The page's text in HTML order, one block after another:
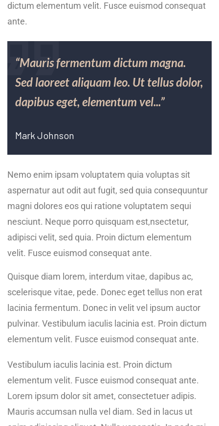
dictum elementum velit. Fusce euismod consequat
ante.
“Mauris fermentum dictum magna.
Sed laoreet aliquam leo. Ut tellus dolor,
dapibus eget, elementum vel...”
Mark Johnson
Nemo enim ipsam voluptatem quia voluptas sit
aspernatur aut odit aut fugit, sed quia consequuntur
magni dolores eos qui ratione voluptatem sequi
nesciunt. Neque porro quisquam est,nsectetur,
adipisci velit, sed quia. Proin dictum elementum
velit. Fusce euismod consequat ante.
Quisque diam lorem, interdum vitae, dapibus ac,
scelerisque vitae, pede. Donec eget tellus non erat
lacinia fermentum. Donec in velit vel ipsum auctor
pulvinar. Vestibulum iaculis lacinia est. Proin dictum
elementum velit. Fusce euismod consequat ante.
Vestibulum iaculis lacinia est. Proin dictum
elementum velit. Fusce euismod consequat ante.
Lorem ipsum dolor sit amet, consectetuer adipis.
Mauris accumsan nulla vel diam. Sed in lacus ut